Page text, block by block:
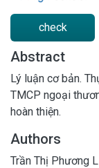
check
Abstract
Lý luận cơ bản.
TMCP ngoại
hoàn thiện.
Authors
Trần Thị Phương